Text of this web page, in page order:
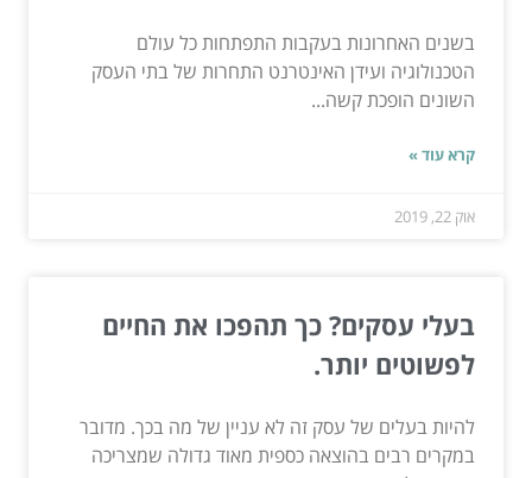
בשנים האחרונות בעקבות התפתחות כל עולם
הטכנולוגיה ועידן האינטרנט התחרות של בתי העסק
השונים הופכת קשה...
קרא עוד »
אוק 22, 2019
בעלי עסקים? כך תהפכו את החיים
לפשוטים יותר.
להיות בעלים של עסק זה לא עניין של מה בכך. מדובר
במקרים רבים בהוצאה כספית מאוד גדולה שמצריכה